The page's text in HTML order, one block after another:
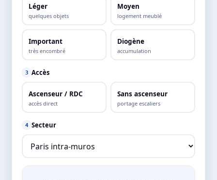
Léger
quelques objets
Moyen
logement meublé
Important
très encombré
Diogène
accumulation
3 Accès
Ascenseur / RDC
accès direct
Sans ascenseur
portage escaliers
4 Secteur